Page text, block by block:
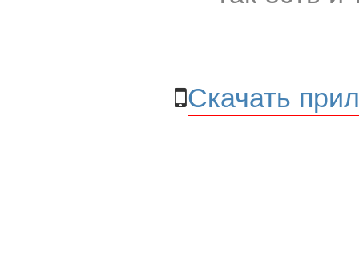
Скачать